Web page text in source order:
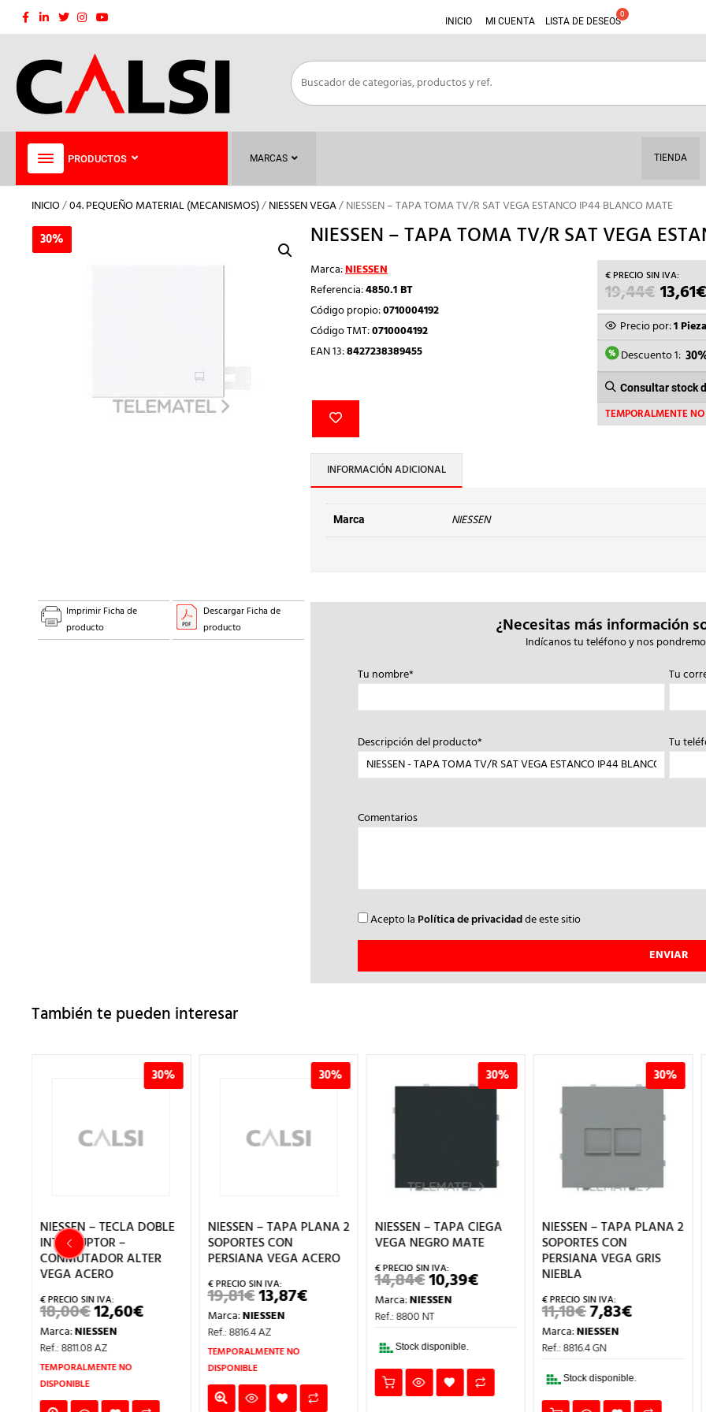
Saltar
INICIO MI CUENTA LISTA DE DESEOS
PRODUCTOS MARCAS TIENDA
INICIO/04. PEQUEÑO MATERIAL (MECANISMOS)/NIESSEN VEGA/ NIESSEN – TAPA TOMA TV/R SAT VEGA ESTANCO IP44 BLANCO MATE
30% NIESSEN – TAPA TOMA TV/R SAT VEGA
Marca:NIESSEN
Referencia:4850.1 BT
Código propio:0710004192
Código TMT:0710004192
EAN 13:8427238389455
19,44€ EL
ERA:
19,44€.
13,61€
Precio por:1 Pieza
Descuento 1:
Consultar stock
TEMPORALMENTE
INFORMACIÓN ADICIONAL
Marca NIESSEN
30%
Imprimir Ficha de
producto
Descargar Ficha de
producto
¿Necesitas más información
Indícanos tu teléfono y nos
Tu nombre*
Tu
Descripción del producto* Tu
Comentarios
Acepto la Política de privacidadde este sitio
También te pueden interesar
30%
NIESSEN – TECLA DOBLE
INTERRUPTOR –
CONMUTADOR ALTER
VEGA ACERO
18,00€EL
PRECIO
ORIGINAL
ERA:
18,00€.
12,60€EL
PRECIO
Marca:NIESSEN
Ref.: 8811.08 AZ
TEMPORALMENTE NO
DISPONIBLE
30%
NIESSEN – TAPA PLANA 2
SOPORTES CON
PERSIANA VEGA ACERO
19,81€EL
PRECIO
ORIGINAL
ERA:
19,81€.
13,87€EL
PRECIO
Marca:NIESSEN
Ref.: 8816.4 AZ
TEMPORALMENTE NO
DISPONIBLE
30%
NIESSEN – TAPA CIEGA
VEGA NEGRO MATE
14,84€EL
PRECIO
ORIGINAL
ERA:
10,39€EL
PRECIO
Marca:NIESSEN
Ref.: 8800 NT
Stock disponible.
30%
NIESSEN – TAPA PLANA 2
SOPORTES CON
PERSIANA VEGA GRIS
NIEBLA
11,18€EL
PRECIO
ORIGINAL
ERA:
7,83€EL
PRECIO
Marca:NIESSEN
Ref.: 8816.4 GN
Stock disponible.